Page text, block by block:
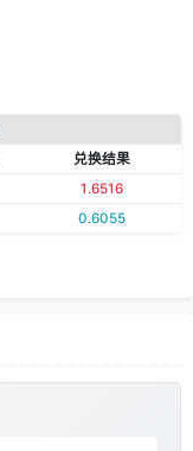
兑换结果
1.6516
0.6055